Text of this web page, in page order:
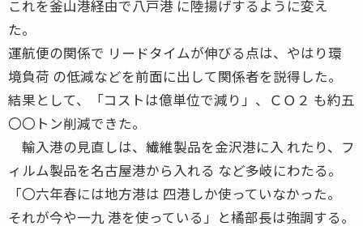
これを釜山港経由で八戸港 に陸揚げするように変え
た。
運航便の関係で リードタイムが伸びる点は、やはり環
境負荷 の低減などを前面に出して関係者を説得した。
結果として、「コストは億単位で減り」、ＣＯ２ も約五
〇〇トン削減できた。
輸入港の見直しは、繊維製品を金沢港に入 れたり、フ
ィルム製品を名古屋港から入れる など多岐にわたる。
「〇六年春には地方港は 四港しか使っていなかった。
それが今や一九 港を使っている」と橘部長は強調する。